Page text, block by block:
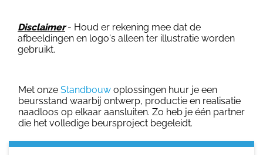
Disclaimer- Houd er rekening mee dat de
afbeeldingen en logo's alleen ter illustratie worden
gebruikt.
Met onze Standbouw oplossingen huur je een
beursstand waarbij ontwerp, productie en realisatie
naadloos op elkaar aansluiten. Zo heb je één partner
die het volledige beursproject begeleidt.